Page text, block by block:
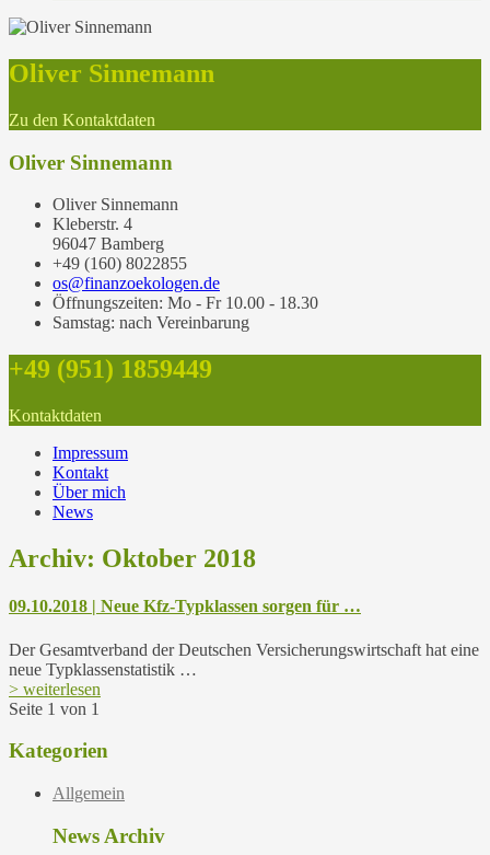
Oliver Sinnemann
Zu den Kontaktdaten
Oliver Sinnemann
Oliver Sinnemann
Kleberstr. 4
96047 Bamberg
+49 (160) 8022855
os@finanzoekologen.de
Öffnungszeiten: Mo - Fr 10.00 - 18.30
Samstag: nach Vereinbarung
+49 (951) 1859449
Kontaktdaten
Impressum
Kontakt
Über mich
News
Archiv: Oktober 2018
09.10.2018 | Neue Kfz-Typklassen sorgen für …
Der Gesamtverband der Deutschen Versicherungswirtschaft hat eine
neue Typklassenstatistik …
> weiterlesen
Seite 1 von 1
Kategorien
Allgemein
News Archiv